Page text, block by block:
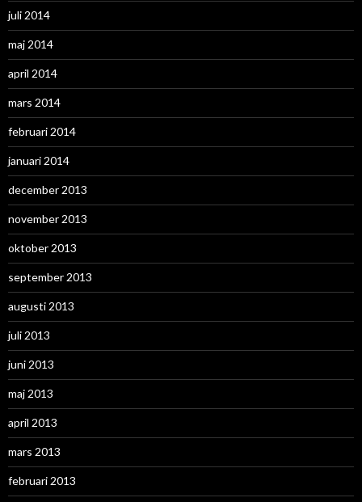
juli 2014
maj 2014
april 2014
mars 2014
februari 2014
januari 2014
december 2013
november 2013
oktober 2013
september 2013
augusti 2013
juli 2013
juni 2013
maj 2013
april 2013
mars 2013
februari 2013